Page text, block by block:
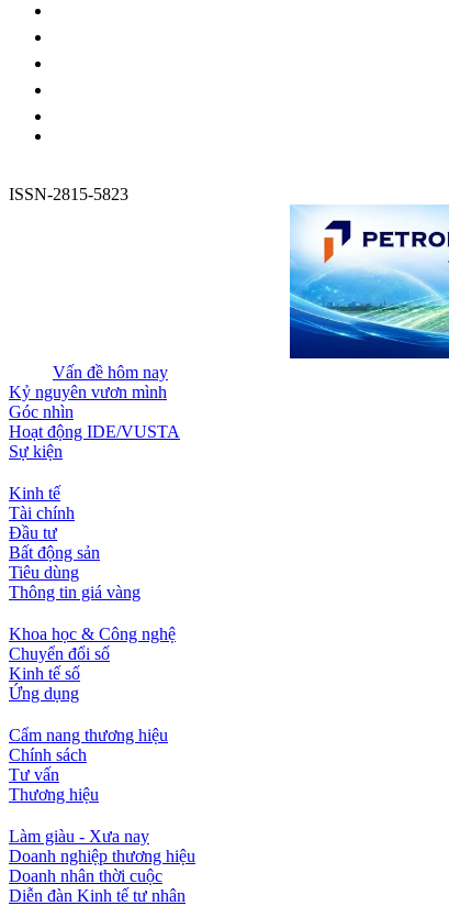
ISSN-2815-5823
Vấn đề hôm nay
Kỷ nguyên vươn mình
Góc nhìn
Hoạt động IDE/VUSTA
Sự kiện
Kinh tế
Tài chính
Đầu tư
Bất động sản
Tiêu dùng
Thông tin giá vàng
Khoa học & Công nghệ
Chuyển đổi số
Kinh tế số
Ứng dụng
Cẩm nang thương hiệu
Chính sách
Tư vấn
Thương hiệu
Làm giàu - Xưa nay
Doanh nghiệp thương hiệu
Doanh nhân thời cuộc
Diễn đàn Kinh tế tư nhân